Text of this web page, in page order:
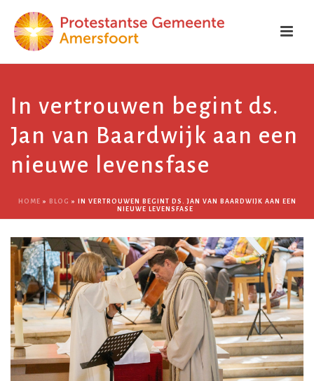
In vertrouwen begint ds.
Jan van Baardwijk aan een
nieuwe levensfase
HOME » BLOG »
IN VERTROUWEN BEGINT DS. JAN VAN BAARDWIJK AAN EEN
NIEUWE LEVENSFASE